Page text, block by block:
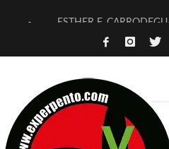
ESTHER F.
[TERRA DE
TIMBRE 4, LA ESCUELA
30 AÑOS (NO ES NADA) DE